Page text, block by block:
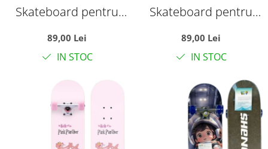
Skateboard pentru
lumini, 72 cm -
Rudeboyz Dragon Gri
89,00 Lei
IN STOC
Skateboard pentru
lumini, 72 cm - Masina
Multicolor
89,00 Lei
IN STOC